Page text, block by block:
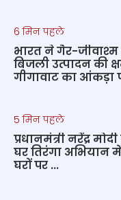
6 मिन पहले
भारत ने गैर-
बिजली उत्पादन की
गीगावाट का आंकड़ा
5 मिन पहले
प्रधानमंत्री नरेंद्र
घर तिरंगा अभियान
घरों पर ...